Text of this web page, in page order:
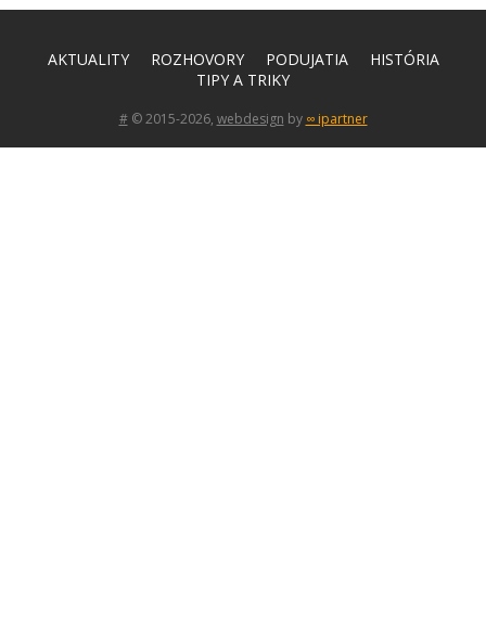
AKTUALITY ROZHOVORY PODUJATIA
HISTÓRIA
TIPY A TRIKY
#© 2015-2026, webdesign by ∞ ipartner